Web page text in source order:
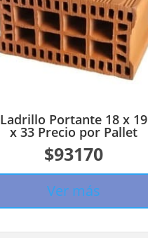
Ladrillo Portante 18 x 19
x 33 Precio por Pallet
$93170
Ver más